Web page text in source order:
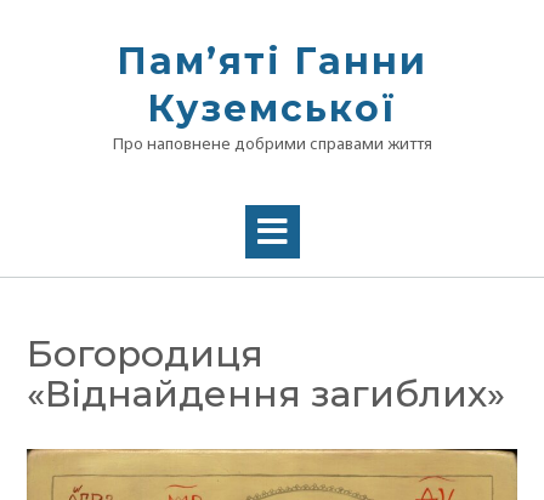
Памʼяті Ганни
Куземської
Про наповнене добрими справами життя
Богородиця
«Віднайдення загиблих»